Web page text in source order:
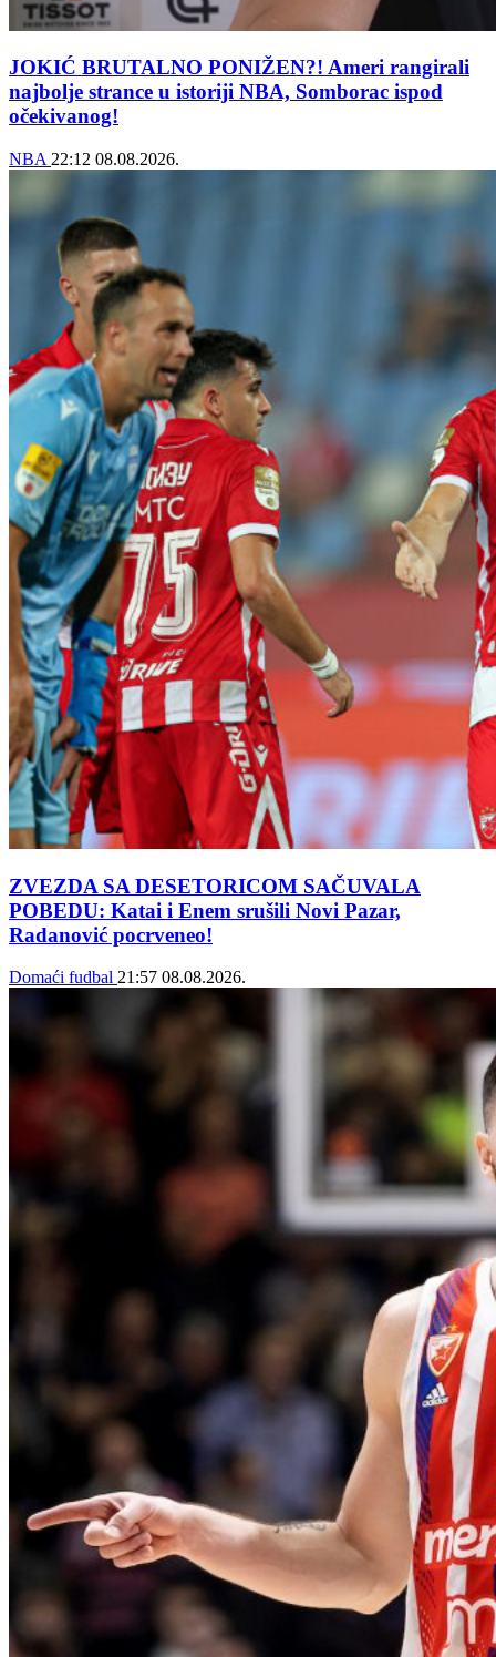
JOKIĆ BRUTALNO PONIŽEN?! Ameri rangirali
najbolje strance u istoriji NBA, Somborac ispod
očekivanog!
NBA 22:12 08.08.2026.
ZVEZDA SA DESETORICOM SAČUVALA
POBEDU: Katai i Enem srušili Novi Pazar,
Radanović pocrveneo!
Domaći fudbal 21:57 08.08.2026.